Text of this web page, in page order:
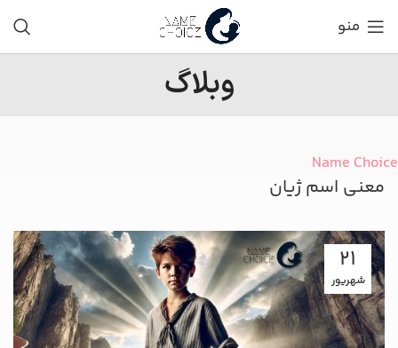
منو
وبلاگ
Name Choice
معنی اسم ژیان
21
شهریور